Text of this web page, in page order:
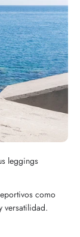
leggings
como
versatilidad.